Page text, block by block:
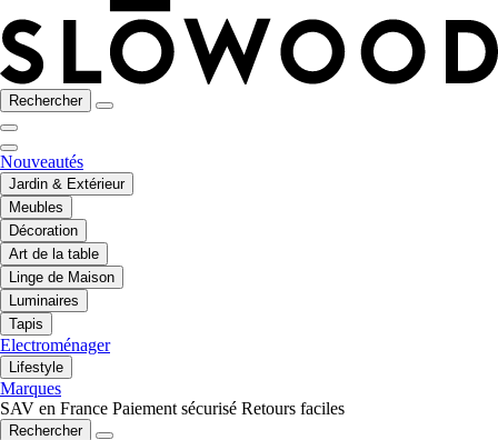
Rechercher
Nouveautés
Jardin & Extérieur
Meubles
Décoration
Art de la table
Linge de Maison
Luminaires
Tapis
Electroménager
Lifestyle
Marques
SAV en France Paiement sécurisé Retours faciles
Rechercher